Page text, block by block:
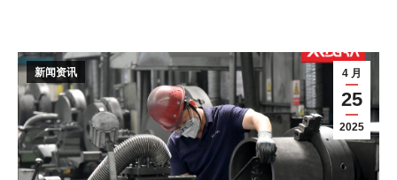
4 月
25
2025
新闻资讯